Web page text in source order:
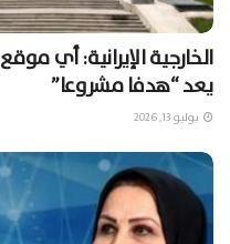
الخارجية الإيرانية: أي
يعد “هدفا مشروعا”
يوليو 13, 2026